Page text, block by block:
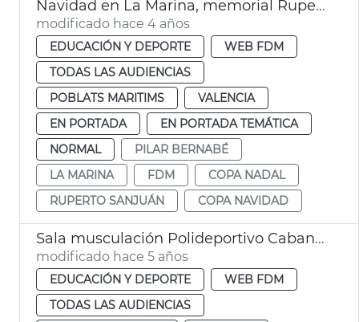
Navidad en La Marina, memorial Ruperto Sanjuán
modificado hace 4 años
EDUCACIÓN Y DEPORTE
WEB FDM
TODAS LAS AUDIENCIAS
POBLATS MARITIMS
VALENCIA
EN PORTADA
EN PORTADA TEMÁTICA
NORMAL
PILAR BERNABÉ
LA MARINA
FDM
COPA NADAL
RUPERTO SANJUÁN
COPA NAVIDAD
Sala musculación Polideportivo Cabanyal-Canyamelar
modificado hace 5 años
EDUCACIÓN Y DEPORTE
WEB FDM
TODAS LAS AUDIENCIAS